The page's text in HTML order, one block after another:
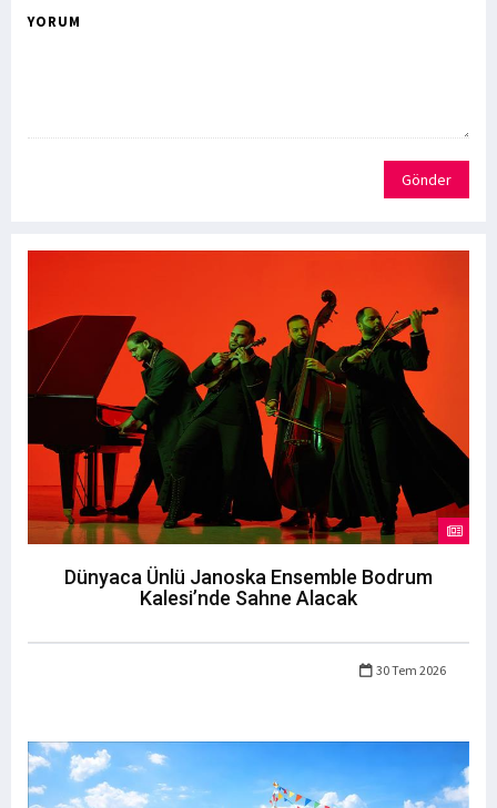
YORUM
Gönder
Dünyaca Ünlü Janoska Ensemble Bodrum
Kalesi’nde Sahne Alacak
30 Tem 2026